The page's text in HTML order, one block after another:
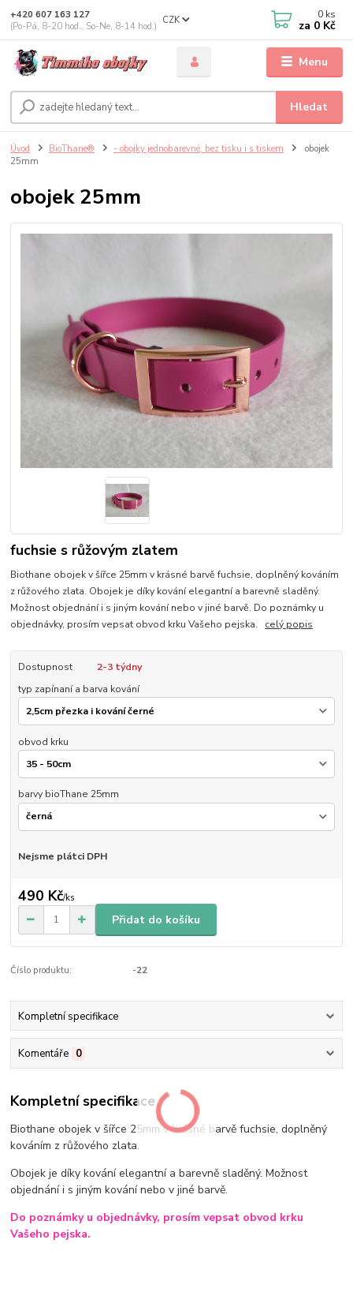
Menu
CZK
Hledat
+420 607 163 127
(Po-Pá, 8-20 hod., So-Ne, 8-14 hod.)
0 ks
za 0 Kč
Úvod BioThane® - obojky jednobarevné, bez tisku i s tiskem
obojek
25mm
obojek 25mm
fuchsie s růžovým zlatem
Biothane obojek v šířce 25mm v krásné barvě fuchsie, doplněný kováním
z růžového zlata. Obojek je díky kování elegantní a barevně sladěný.
Možnost objednání i s jiným kování nebo v jiné barvě. Do poznámky u
objednávky, prosím vepsat obvod krku Vašeho pejska. celý popis
Dostupnost
2-3 týdny
typ zapínaní a barva kování
obvod krku
barvy bioThane 25mm
Nejsme plátci DPH
490 Kč/ks
Přidat do košíku
Číslo produktu: -22
Kompletní specifikace
Komentáře 0
Kompletní specifikace
Biothane obojek v šířce 25mm v krásné barvě fuchsie, doplněný
kováním z růžového zlata.
Obojek je díky kování elegantní a barevně sladěný. Možnost
objednání i s jiným kování nebo v jiné barvě.
Do poznámky u objednávky, prosím vepsat obvod krku
Vašeho pejska.